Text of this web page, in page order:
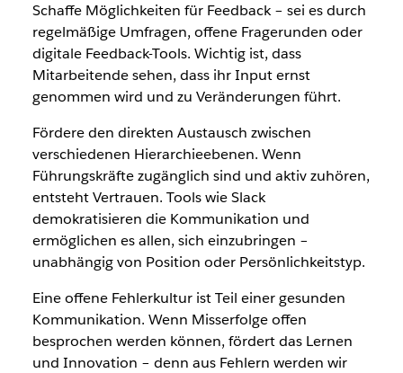
Schaffe Möglichkeiten für Feedback – sei es durch
regelmäßige Umfragen, offene Fragerunden oder
digitale Feedback-Tools. Wichtig ist, dass
Mitarbeitende sehen, dass ihr Input ernst
genommen wird und zu Veränderungen führt.
Fördere den direkten Austausch zwischen
verschiedenen Hierarchieebenen. Wenn
Führungskräfte zugänglich sind und aktiv zuhören,
entsteht Vertrauen. Tools wie Slack
demokratisieren die Kommunikation und
ermöglichen es allen, sich einzubringen –
unabhängig von Position oder Persönlichkeitstyp.
Eine offene Fehlerkultur ist Teil einer gesunden
Kommunikation. Wenn Misserfolge offen
besprochen werden können, fördert das Lernen
und Innovation – denn aus Fehlern werden wir